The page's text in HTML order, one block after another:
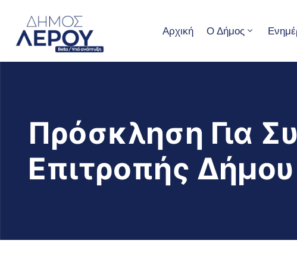
Αρχική Ο Δήμος
Πρόσκληση Για
Επιτροπής